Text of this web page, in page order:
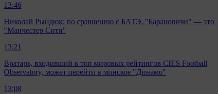
13:46
Николай Рындюк: по сравнению с БАТЭ, "Барановичи" — это
"Манчестер Сити"
13:21
Вратарь, входивший в топ мировых рейтингов CIES Football
Observatory, может перейти в минское "Динамо"
13:08